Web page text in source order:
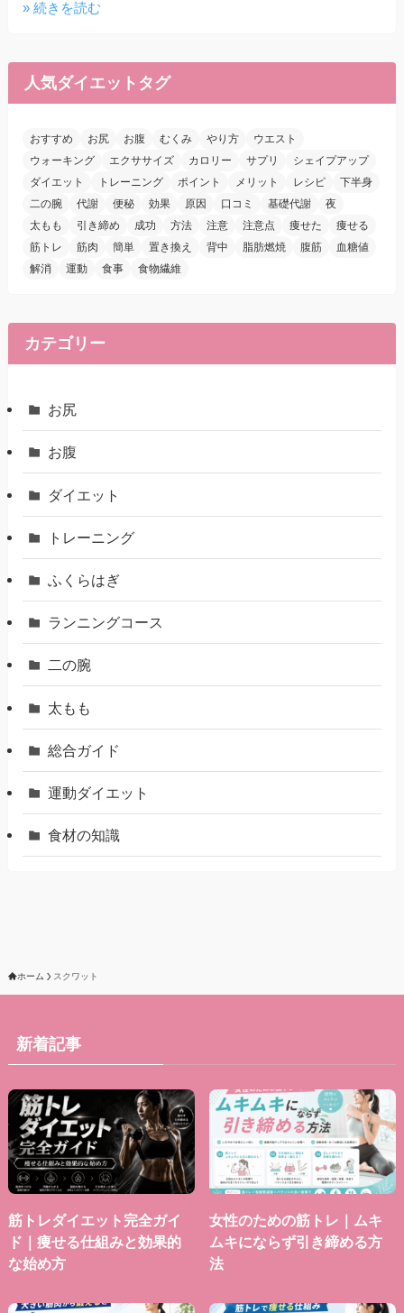
» 続きを読む
人気ダイエットタグ
おすすめ お尻 お腹 むくみ やり方
ウエスト
ウォーキング
エクササイズ カロリー サプリ
シェイプアップ
ダイエット
トレーニング ポイント メリット レシピ
下半身
二の腕
代謝 便秘 効果 原因 口コミ 基礎代謝
夜
太もも
引き締め 成功 方法 注意 注意点 痩せた
痩せる
筋トレ
筋肉 簡単 置き換え 背中 脂肪燃焼 腹筋
血糖値
解消
運動 食事 食物繊維
カテゴリー
お尻
お腹
ダイエット
トレーニング
ふくらはぎ
ランニングコース
二の腕
太もも
総合ガイド
運動ダイエット
食材の知識
ホーム スクワット
新着記事
筋トレダイエット完全ガイ
ド｜痩せる仕組みと効果的
な始め方
女性のための筋トレ｜ムキ
ムキにならず引き締める方
法